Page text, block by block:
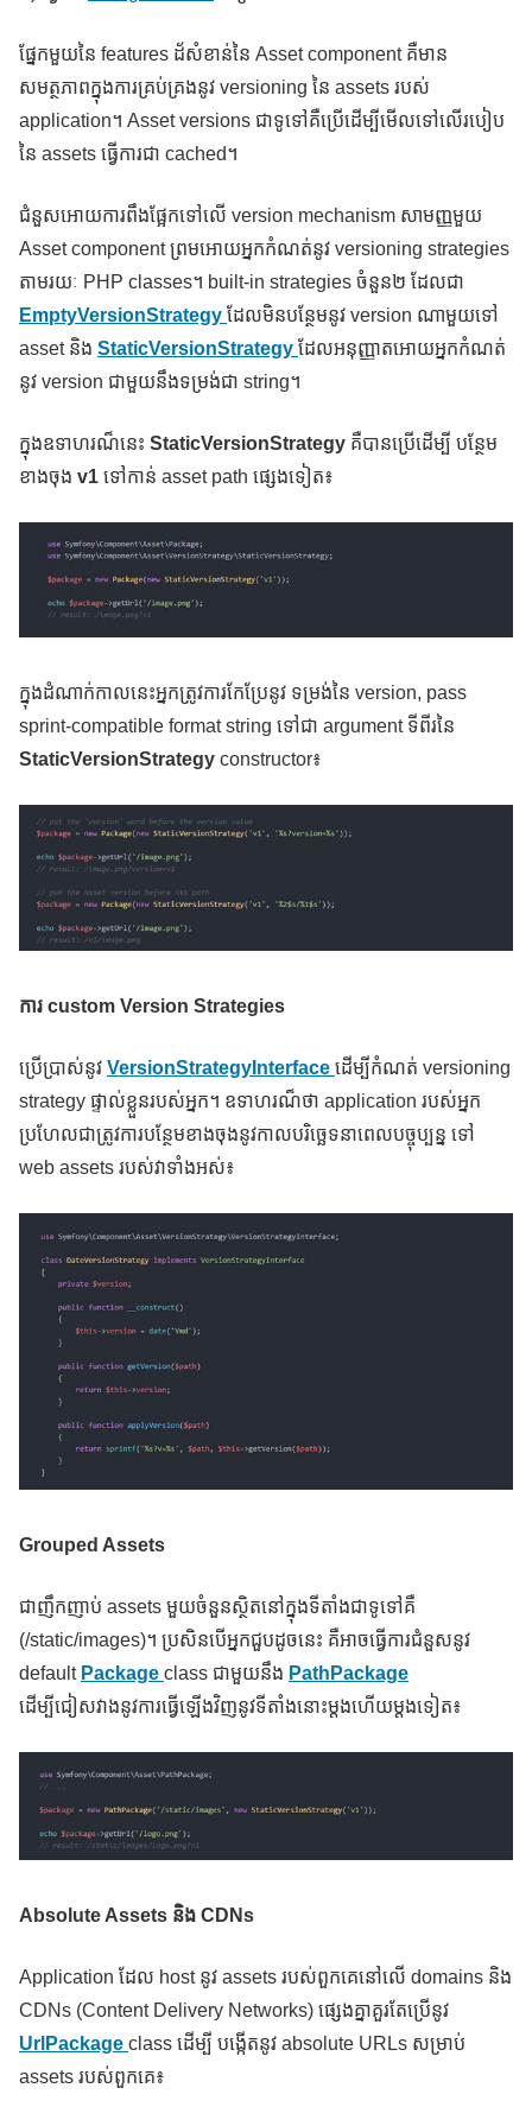
ផ្នែកមួយនៃ features ដ័សំខាន់នៃ Asset component គឺមាន
សមត្ថភាពក្នុងការគ្រប់គ្រងនូវ versioning នៃ assets របស់
application។ Asset versions ជាទូទៅគឺប្រើដើម្បីមើលទៅលើរបៀប
នៃ assets ធ្វើការជា cached។
ជំនួសអោយការពឹងផ្អែកទៅលើ version mechanism សាមញ្ញមួយ
Asset component ព្រមអោយអ្នកកំណត់នូវ versioning strategies
តាមរយៈ PHP classes។ built-in strategies ចំនួន២ ដែលជា
EmptyVersionStrategy ដែលមិនបន្ថែមនូវ version ណាមួយទៅ
asset និង StaticVersionStrategy ដែលអនុញ្ញាតអោយអ្នកកំណត់
នូវ version ជាមួយនឹងទម្រង់ជា string។
ក្នុងឧទាហរណ៏នេះ StaticVersionStrategy គឺបានប្រើដើម្បី បន្ថែម
ខាងចុង v1 ទៅកាន់ asset path ផ្សេងទៀត៖
ក្នុងដំណាក់កាលនេះអ្នកត្រូវការកែប្រែនូវ ទម្រង់នៃ version, pass
sprint-compatible format string ទៅជា argument ទីពីរនៃ
StaticVersionStrategy constructor៖
ការ custom Version Strategies
ប្រើប្រាស់នូវ VersionStrategyInterface ដើម្បីកំណត់ versioning
strategy ផ្ទាល់ខ្លួនរបស់អ្នក។ ឧទាហរណ៏ថា application របស់អ្នក
ប្រហែលជាត្រូវការបន្ថែមខាងចុងនូវកាលបរិច្ឆេទនាពេលបច្ចុប្បន្ន ទៅ
web assets របស់វាទាំងអស់៖
Grouped Assets
ជាញឹកញាប់ assets មួយចំនួនស្ថិតនៅក្នុងទីតាំងជាទូទៅគឺ
(/static/images)។ ប្រសិនបើអ្នកជួបដូចនេះ គឺអាចធ្វើការជំនួសនូវ
default Package class ជាមួយនឹង PathPackage
ដើម្បីជៀសវាងនូវការធ្វើឡើងវិញនូវទីតាំងនោះម្ដងហើយម្ដងទៀត៖
Absolute Assets និង CDNs
Application ដែល host នូវ assets របស់ពួកគេនៅលើ domains និង
CDNs (Content Delivery Networks) ផ្សេងគ្នាគួរតែប្រើនូវ
UrlPackage class ដើម្បី បង្កើតនូវ absolute URLs សម្រាប់
assets របស់ពួកគេ៖